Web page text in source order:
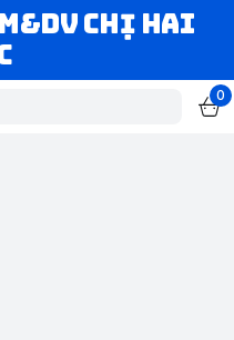
CHỊ HAI
0